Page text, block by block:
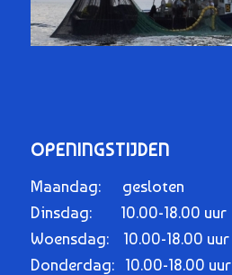
OPENINGSTIJDEN
Maandag: gesloten
Dinsdag: 10.00-18.00 uur
Woensdag: 10.00-18.00 uur
Donderdag: 10.00-18.00 uur